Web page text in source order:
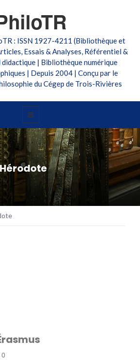
: ISSN 1927-4211 (Bibliothèque et
Essais & Analyses, Référentiel &
| Bibliothèque numérique
| Depuis 2004 | Conçu par le
du Cégep de Trois-Rivières
0